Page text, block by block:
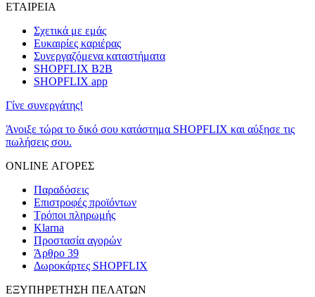
ΕΤΑΙΡΕΙΑ
Σχετικά με εμάς
Ευκαιρίες καριέρας
Συνεργαζόμενα καταστήματα
SHOPFLIX B2B
SHOPFLIX app
Γίνε συνεργάτης!
Άνοιξε τώρα το δικό σου κατάστημα SHOPFLIX και αύξησε τις
πωλήσεις σου.
ONLINE ΑΓΟΡΕΣ
Παραδόσεις
Επιστροφές προϊόντων
Τρόποι πληρωμής
Klarna
Προστασία αγορών
Άρθρο 39
Δωροκάρτες SHOPFLIX
ΕΞΥΠΗΡΕΤΗΣΗ ΠΕΛΑΤΩΝ